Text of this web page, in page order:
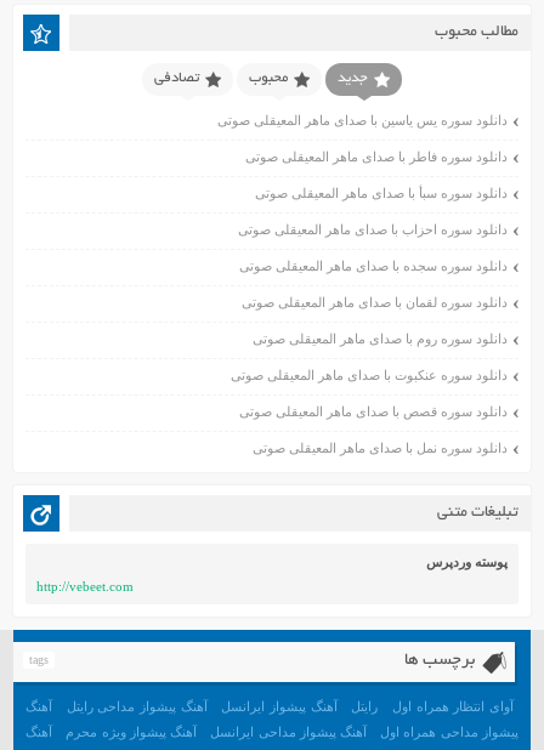
فروردین ۱۴۰۱
آذر ۱۴۰۰
آبان ۱۴۰۰
اسفند ۱۳۹۹
آبان ۱۳۹۹
مهر ۱۳۹۹
مرداد ۱۳۹۹
فروردین ۱۳۹۸
مرداد ۱۳۹۷
خرداد ۱۳۹۷
اردیبهشت ۱۳۹۷
مطالب محبوب
جدید محبوب تصادفی
دانلود سوره یس یاسین با صدای ماهر المعیقلی صوتی
دانلود سوره فاطر با صدای ماهر المعیقلی صوتی
دانلود سوره سبأ با صدای ماهر المعیقلی صوتی
دانلود سوره احزاب با صدای ماهر المعیقلی صوتی
دانلود سوره سجده با صدای ماهر المعیقلی صوتی
دانلود سوره لقمان با صدای ماهر المعیقلی صوتی
دانلود سوره روم با صدای ماهر المعیقلی صوتی
دانلود سوره عنکبوت با صدای ماهر المعیقلی صوتی
دانلود سوره قصص با صدای ماهر المعیقلی صوتی
دانلود سوره نمل با صدای ماهر المعیقلی صوتی
تبلیغات متنی
پوسته وردپرس
http://vebeet.com
برچسب ها tags
آوای انتظار همراه اول رایتل آهنگ پیشواز ایرانسل آهنگ پیشواز مداحی رایتل
آهنگ
پیشواز مداحی همراه اول
آهنگ پیشواز مداحی ایرانسل آهنگ پیشواز ویژه محرم آهنگ